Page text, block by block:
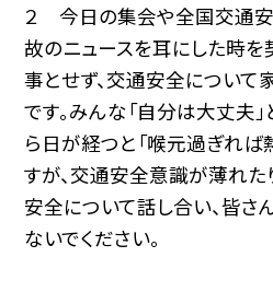
２ 今日の集会や全国交通
故のニュースを耳にした時
事とせず、交通安全について
です。みんな「自分は大丈夫
ら日が経つと「喉元過ぎれば
すが、交通安全意識が薄れた
安全について話し合い、皆
ないでください。